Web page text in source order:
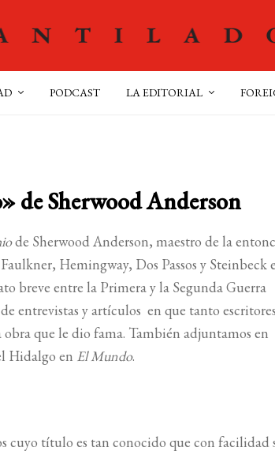
PODCAST LA EDITORIAL
de Sherwood Anderson
de Sherwood Anderson, maestro de la
Hemingway, Dos Passos y Steinbeck
breve entre la Primera y la Segunda Guerra
entrevistas y artículos en que tanto
que le dio fama. También adjuntamos en
Hidalgo en El Mundo.
cuyo título es tan conocido que con facilidad